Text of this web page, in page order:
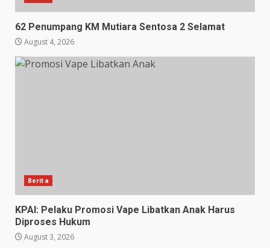
62 Penumpang KM Mutiara Sentosa 2 Selamat
August 4, 2026
Berita
KPAI: Pelaku Promosi Vape Libatkan Anak Harus
Diproses Hukum
August 3, 2026